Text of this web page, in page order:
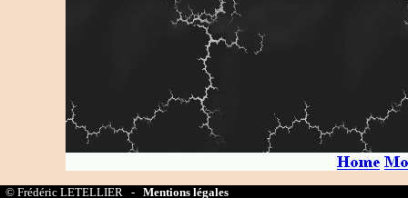
© Frédéric LETELLIER - Mentions légales